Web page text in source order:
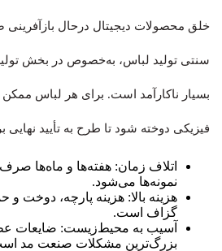
خلق محصولات دیجیتال درحال
سنتی تولید لباس، به‌خصوص در بخش تولید
فیزیکی دوخته شود تا طرح به تأیید نهایی
اتلاف زمان: هفته‌ها و ماه‌ها
نمونه‌ها می‌شود.
هزینه بالا: هزینه پارچه، دوخت و
گزاف است.
آسیب به محیط‌زیست: ضایعات
بزرگ‌ترین مشکلات صنعت مد